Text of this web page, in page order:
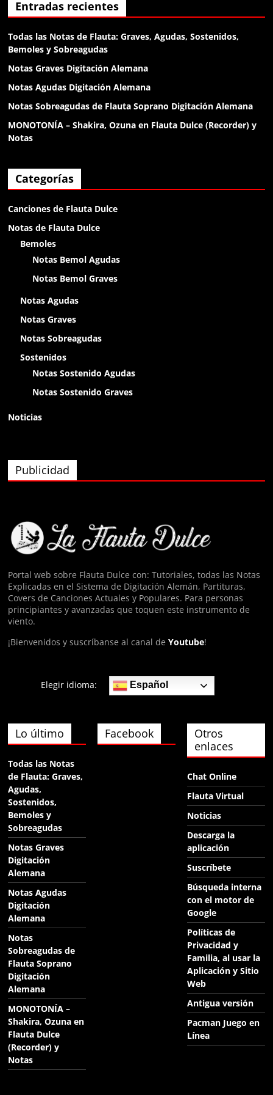
Anónimo138188
Anónimo138188
Anónimo138188
buenas
holaa
Anónimo138400
Anónimo138400
olaaa
Anónimo138400
olaaa
Anónimo139826
Anónimo140074
hola
Anónimo140974
ФЯща
Entradas recientes
Todas las Notas de Flauta: Graves, Agudas, Sostenidos,
Bemoles y Sobreagudas
Notas Graves Digitación Alemana
Notas Agudas Digitación Alemana
Notas Sobreagudas de Flauta Soprano Digitación Alemana
MONOTONÍA – Shakira, Ozuna en Flauta Dulce (Recorder) y
Notas
Categorías
Canciones de Flauta Dulce
Notas de Flauta Dulce
Bemoles
Notas Bemol Agudas
Notas Bemol Graves
Notas Agudas
Notas Graves
Notas Sobreagudas
Sostenidos
Notas Sostenido Agudas
Notas Sostenido Graves
Noticias
Publicidad
Portal web sobre Flauta Dulce con: Tutoriales, todas las Notas
Explicadas en el Sistema de Digitación Alemán, Partituras,
Covers de Canciones Actuales y Populares. Para personas
principiantes y avanzadas que toquen este instrumento de
viento.
¡Bienvenidos y suscríbanse al canal deYoutube!
Elegir idioma: Español
Lo último
Todas las Notas
de Flauta: Graves,
Agudas,
Sostenidos,
Bemoles y
Sobreagudas
Notas Graves
Digitación
Alemana
Notas Agudas
Digitación
Alemana
Notas
Sobreagudas de
Flauta Soprano
Digitación
Alemana
MONOTONÍA –
Shakira, Ozuna en
Flauta Dulce
(Recorder) y
Notas
Facebook
Otros
enlaces
Chat Online
Flauta Virtual
Noticias
Descarga la
aplicación
Suscríbete
Búsqueda interna
con el motor de
Google
Políticas de
Privacidad y
Familia, al usar la
Aplicación y Sitio
Web
Antigua versión
Pacman Juego en
Línea